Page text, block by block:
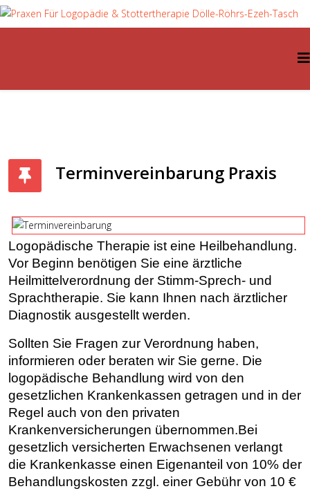
Terminvereinbarung Praxis
Logopädische Therapie ist eine Heilbehandlung.
Vor Beginn benötigen Sie eine ärztliche
Heilmittelverordnung der Stimm-Sprech- und
Sprachtherapie. Sie kann Ihnen nach ärztlicher
Diagnostik ausgestellt werden.
Sollten Sie Fragen zur Verordnung haben,
informieren oder beraten wir Sie gerne. Die
logopädische Behandlung wird von den
gesetzlichen Krankenkassen getragen und in der
Regel auch von den privaten
Krankenversicherungen übernommen.Bei
gesetzlich versicherten Erwachsenen verlangt
die Krankenkasse einen Eigenanteil von 10% der
Behandlungskosten zzgl. einer Gebühr von 10 €